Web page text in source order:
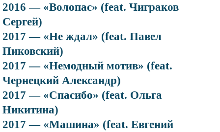
2016 — «Волопас» (feat. Чиграков
Сергей)
2017 — «Не ждал» (feat. Павел
Пиковский)
2017 — «Немодный мотив» (feat.
Чернецкий Александр)
2017 — «Спасибо» (feat. Ольга
Никитина)
2017 — «Машина» (feat. Евгений